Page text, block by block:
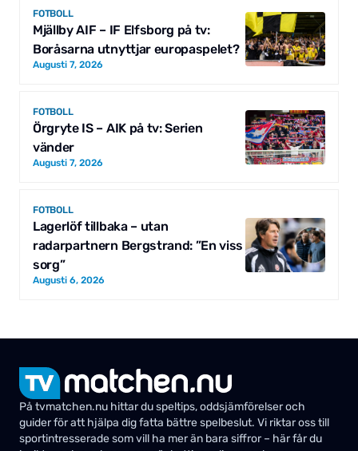
FOTBOLL
Mjällby AIF – IF Elfsborg på tv:
Boråsarna utnyttjar europaspelet?
Augusti 7, 2026
FOTBOLL
Örgryte IS – AIK på tv: Serien
vänder
Augusti 7, 2026
FOTBOLL
Lagerlöf tillbaka – utan
radarpartnern Bergstrand: ”En viss
sorg”
Augusti 6, 2026
På tvmatchen.nu hittar du speltips, oddsjämförelser och
guider för att hjälpa dig fatta bättre spelbeslut. Vi riktar oss till
sportintresserade som vill ha mer än bara siffror – här får du